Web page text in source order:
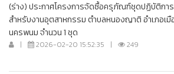
(ร่าง) ประกาศโครงการจัดซื้อครุภัณฑ์ชุดปฏิบัติกา
สำหรับงานอุตสาหกรรม ตำบลหนองญาติ อำเภอเ
นครพนม จำนวน 1 ชุด
| 2026-02-20 15:52:35 | 249